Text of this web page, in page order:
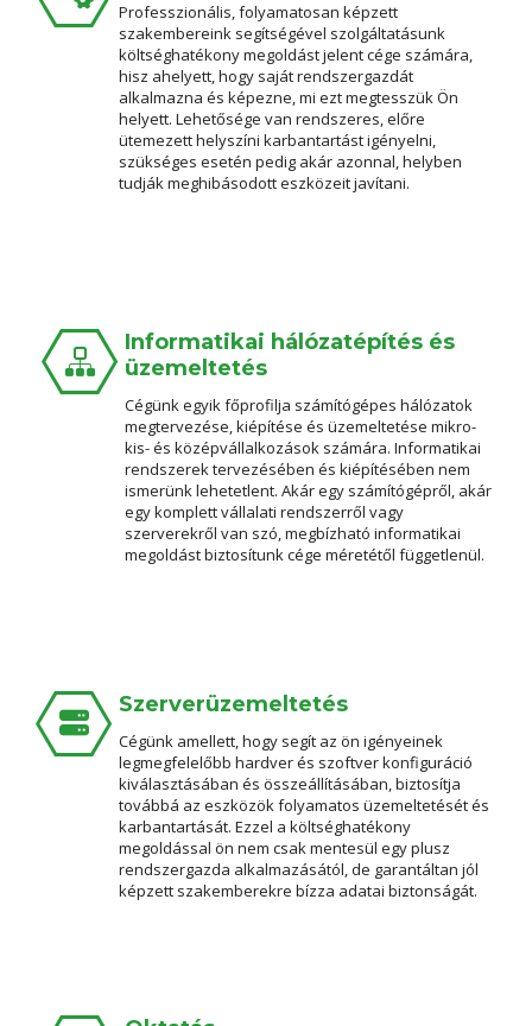
Professzionális, folyamatosan képzett
szakembereink segítségével szolgáltatásunk
költséghatékony megoldást jelent cége számára,
hisz ahelyett, hogy saját rendszergazdát
alkalmazna és képezne, mi ezt megtesszük Ön
helyett. Lehetősége van rendszeres, előre
ütemezett helyszíni karbantartást igényelni,
szükséges esetén pedig akár azonnal, helyben
tudják meghibásodott eszközeit javítani.
Informatikai hálózatépítés és
üzemeltetés
Cégünk egyik főprofilja számítógépes hálózatok
megtervezése, kiépítése és üzemeltetése mikro-
kis- és középvállalkozások számára. Informatikai
rendszerek tervezésében és kiépítésében nem
ismerünk lehetetlent. Akár egy számítógépről, akár
egy komplett vállalati rendszerről vagy
szerverekről van szó, megbízható informatikai
megoldást biztosítunk cége méretétől függetlenül.
Szerverüzemeltetés
Cégünk amellett, hogy segít az ön igényeinek
legmegfelelőbb hardver és szoftver konfiguráció
kiválasztásában és összeállításában, biztosítja
továbbá az eszközök folyamatos üzemeltetését és
karbantartását. Ezzel a költséghatékony
megoldással ön nem csak mentesül egy plusz
rendszergazda alkalmazásától, de garantáltan jól
képzett szakemberekre bízza adatai biztonságát.